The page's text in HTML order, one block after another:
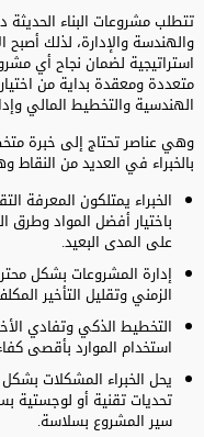
تتطلب مشروعات البناء
والهندسة والإدارة، لذلك أصبح
استراتيجية لضمان نجاح أي
متعددة ومعقدة بداية من اختيار
الهندسية والتخطيط المالي
وهي عناصر تحتاج إلى خبرة
بالخبراء في العديد من النقاط
الخبراء يمتلكون المعرفة
باختيار أفضل المواد وطرق
على المدى البعيد.
إدارة المشروعات بشكل
الزمني وتقليل التأخير
التخطيط الذكي وتفادي
استخدام الموارد بأقصى
يحل الخبراء المشكلات
تحديات تقنية أو لوجستية
سير المشروع بسلاسة.